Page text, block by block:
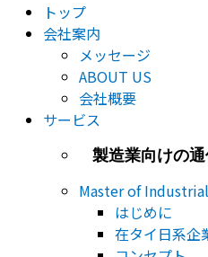
トップ
会社案内
メッセージ
ABOUT US
会社概要
サービス
製造業向けの
Master of
はじめに
在タイ日系企